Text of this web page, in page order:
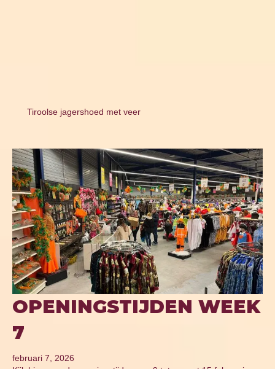
Tiroolse jagershoed met veer
OPENINGSTIJDEN WEEK
7
februari 7, 2026